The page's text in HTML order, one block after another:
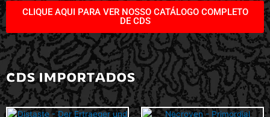
CLIQUE AQUI PARA VER NOSSO CATÁLOGO COMPLETO
DE CDS
CDS IMPORTADOS